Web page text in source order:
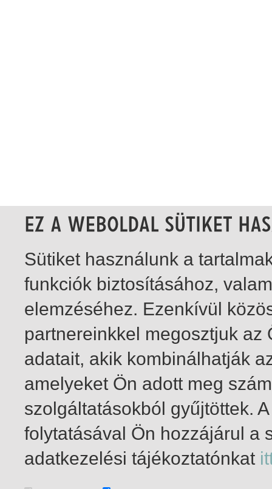
1-1 / insgesamt 1 Treffer
Sütiket használunk a
funkciók biztosításához,
elemzéséhez. Ezenkívül
partnereinkkel megosztjuk
adatait, akik kombinálhatják
amelyeket Ön adott meg
szolgáltatásokból gyűjtöttek.
folytatásával Ön hozzájárul a
adatkezelési tájékoztatónkat